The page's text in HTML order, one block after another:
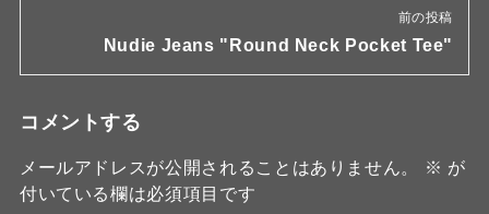
前の投稿
Nudie Jeans "Round Neck Pocket Tee"
コメントする
メールアドレスが公開されることはありません。 ※ が
付いている欄は必須項目です